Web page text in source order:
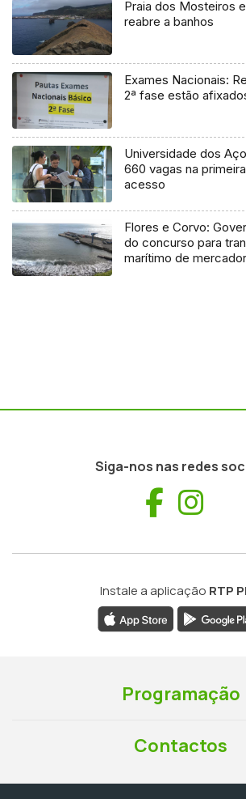
Praia dos Mosteiros
reabre a banhos
Exames Nacionais:
2ª fase estão
Universidade dos
660 vagas na
acesso
Flores e Corvo:
do concurso para
marítimo de
Siga-nos nas redes
Instale a aplicação RTP
Programação
Contactos